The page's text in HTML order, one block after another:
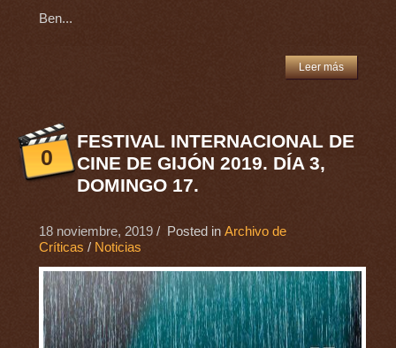
Ben...
Leer más
0
FESTIVAL INTERNACIONAL DE
CINE DE GIJÓN 2019. DÍA 3,
DOMINGO 17.
18 noviembre, 2019/ Posted in Archivo de
Críticas / Noticias